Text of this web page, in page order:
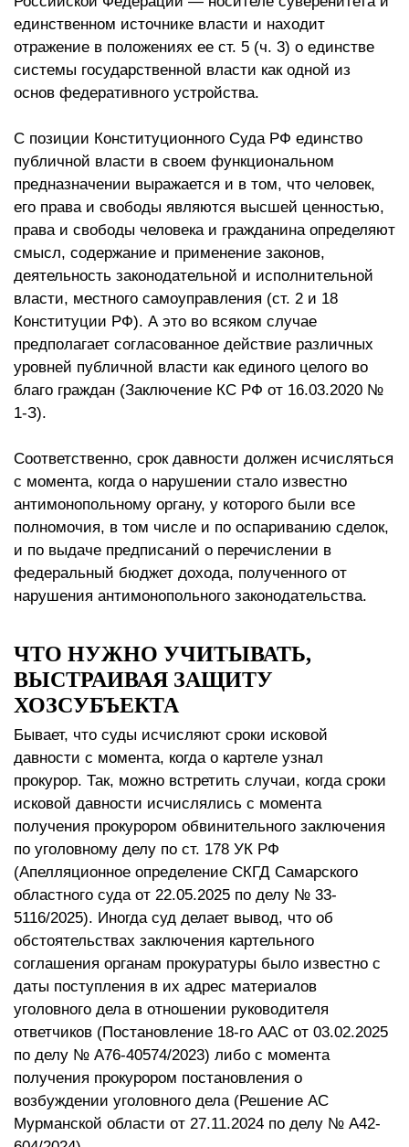
единственном источнике власти и находит
отражение в положениях ее ст. 5 (ч. 3) о единстве
системы государственной власти как одной из
основ федеративного устройства.
С позиции Конституционного Суда РФ единство
публичной власти в своем функциональном
предназначении выражается и в том, что человек,
его права и свободы являются высшей ценностью,
права и свободы человека и гражданина определяют
смысл, содержание и применение законов,
деятельность законодательной и исполнительной
власти, местного самоуправления (ст. 2 и 18
Конституции РФ). А это во всяком случае
предполагает согласованное действие различных
уровней публичной власти как единого целого во
благо граждан (Заключение КС РФ от 16.03.2020 №
1-З).
Соответственно, срок давности должен исчисляться
с момента, когда о нарушении стало известно
антимонопольному органу, у которого были все
полномочия, в том числе и по оспариванию сделок,
и по выдаче предписаний о перечислении в
федеральный бюджет дохода, полученного от
нарушения антимонопольного законодательства.
ЧТО НУЖНО УЧИТЫВАТЬ,
ВЫСТРАИВАЯ ЗАЩИТУ
ХОЗСУБЪЕКТА
Бывает, что суды исчисляют сроки исковой
давности с момента, когда о картеле узнал
прокурор. Так, можно встретить случаи, когда сроки
исковой давности исчислялись с момента
получения прокурором обвинительного заключения
по уголовному делу по ст. 178 УК РФ
(Апелляционное определение СКГД Самарского
областного суда от 22.05.2025 по делу № 33-
5116/2025). Иногда суд делает вывод, что об
обстоятельствах заключения картельного
соглашения органам прокуратуры было известно с
даты поступления в их адрес материалов
уголовного дела в отношении руководителя
ответчиков (Постановление 18-го ААС от 03.02.2025
по делу № А76-40574/2023) либо с момента
получения прокурором постановления о
возбуждении уголовного дела (Решение АС
Мурманской области от 27.11.2024 по делу № А42-